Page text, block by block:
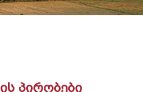
ᲞᲘᲠᲝᲑᲔᲑᲘ